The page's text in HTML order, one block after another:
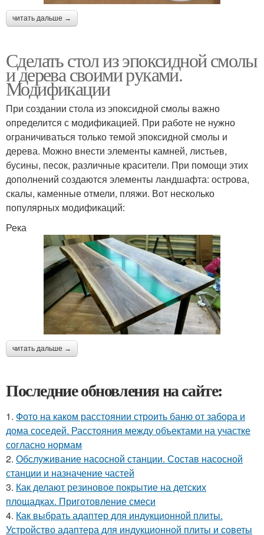
читать дальше →
Сделать стол из эпоксидной смолы
и дерева своими руками.
Модификации
При создании стола из эпоксидной смолы важно
определится с модификацией. При работе не нужно
ограничиваться только темой эпоксидной смолы и
дерева. Можно внести элементы камней, листьев,
бусины, песок, различные красители. При помощи этих
дополнений создаются элементы ландшафта: острова,
скалы, каменные отмели, пляжи. Вот несколько
популярных модификаций:
Река
читать дальше →
Последние обновления на сайте:
1. Фото на каком расстоянии строить баню от забора и
дома соседей. Расстояния между объектами на участке
согласно нормам
2. Обслуживание насосной станции. Состав насосной
станции и назначение частей
3. Как делают резиновое покрытие на детских
площадках. Приготовление смеси
4. Как выбрать адаптер для индукционной плиты.
Устройство адаптера для индукционной плиты и советы